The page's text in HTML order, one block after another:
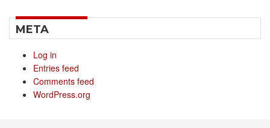
META
Log in
Entries feed
Comments feed
WordPress.org